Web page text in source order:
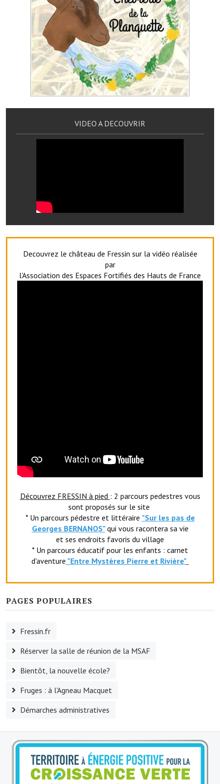
Etablissements scolaires
Equipements sportifs
Bibliothèque
Commerçants, artisans
Commerces et professions libérales
Exploitants agricoles
Maison des services et des associations fressinoises
Village culturel
La société musicale de l'Avenir Fressinois
L'association des anciens combattants
L'association des anciens sapeurs-pompiers volontaires
Village sportif
L'US Crequy Fressin
La société de chasse
La société de pêche
Les foulées Fressinoises
Le calendrier annuel
Liste et coordonnées des associations
Les panneaux du patrimoine
Le château
Georges Bernanos
VIDEO A DECOUVRIR
Decouvrez le château de Fressin sur la vidéo réalisée
par
l'Association des Espaces Fortifiés des Hauts de France
Découvrez FRESSIN à pied : 2 parcours pedestres vous
sont proposés sur le site
* Un parcours pédestre et littéraire "Sur les pas de
Georges BERNANOS" qui vous racontera sa vie
et ses endroits favoris du village
* Un parcours éducatif pour les enfants : carnet
d'aventure "Entre Mystères Pierre et Rivière"
PAGES POPULAIRES
Fressin.fr
Réserver la salle de réunion de la MSAF
Bientôt, la nouvelle école?
Fruges : à l'Agneau Macquet
Démarches administratives